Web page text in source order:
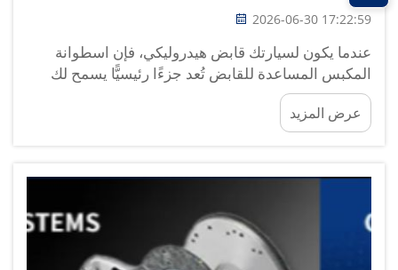
2026-06-30 17:22:59
عندما يكون لسيارتك قابض هيدروليكي، فإن اسطوانة
المكبس المساعدة للقابض تُعد جزءًا رئيسيًّا يسمح لك
بتغيير التروس بسلاسة. وهذه القطعة الصغيرة لكن
المهمة جدًّا مسؤولة عن دفع ذراع القابض، الذي يؤدي
بدوره إلى فصل القابض عند الضغط على الدواسة. و...
عرض المزيد